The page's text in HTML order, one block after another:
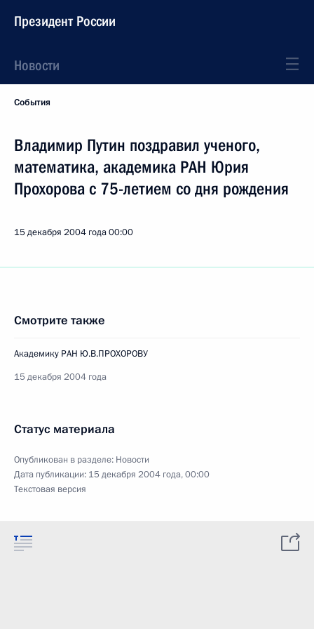
Президент России
Новости
События
Владимир Путин поздравил ученого,
математика, академика РАН Юрия
Прохорова с 75-летием со дня рождения
15 декабря 2004 года00:00
Смотрите также
Академику РАН Ю.В.ПРОХОРОВУ
15 декабря 2004 года
Статус материала
Опубликован в разделе: Новости
Дата публикации: 15 декабря 2004 года, 00:00
Текстовая версия